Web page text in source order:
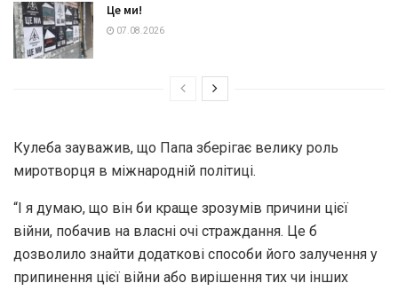
Це ми!
07.08.2026
Кулеба зауважив, що Папа зберігає велику роль
миротворця в міжнародній політиці.
“І я думаю, що він би краще зрозумів причини цієї
війни, побачив на власні очі страждання. Це б
дозволило знайти додаткові способи його залучення у
припинення цієї війни або вирішення тих чи інших